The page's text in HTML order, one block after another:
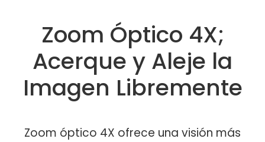
Zoom Óptico 4X;
Acerque y Aleje la
Imagen Libremente
Zoom óptico 4X ofrece una visión más